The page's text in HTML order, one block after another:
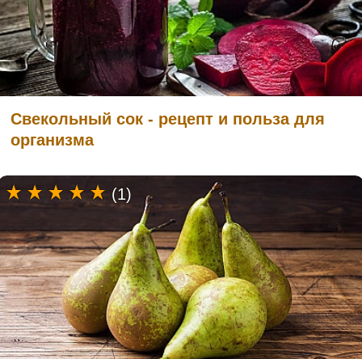
Свекольный сок - рецепт и польза для
организма
(1)